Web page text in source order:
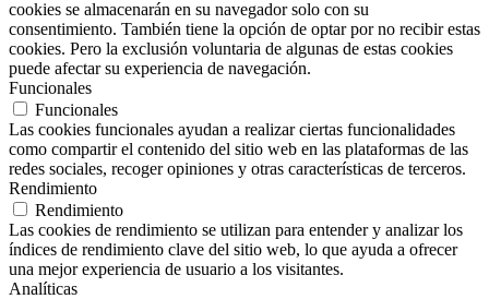
cookies se almacenarán en su navegador solo con su
consentimiento. También tiene la opción de optar por no recibir estas
cookies. Pero la exclusión voluntaria de algunas de estas cookies
puede afectar su experiencia de navegación.
Funcionales
Funcionales
Las cookies funcionales ayudan a realizar ciertas funcionalidades
como compartir el contenido del sitio web en las plataformas de las
redes sociales, recoger opiniones y otras características de terceros.
Rendimiento
Rendimiento
Las cookies de rendimiento se utilizan para entender y analizar los
índices de rendimiento clave del sitio web, lo que ayuda a ofrecer
una mejor experiencia de usuario a los visitantes.
Analíticas